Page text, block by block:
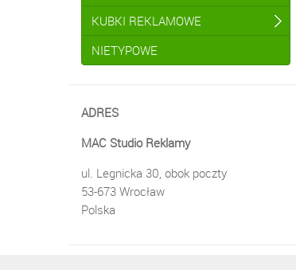
KUBKI REKLAMOWE
NIETYPOWE
ADRES
MAC Studio Reklamy
ul. Legnicka 30, obok poczty
53-673 Wrocław
Polska